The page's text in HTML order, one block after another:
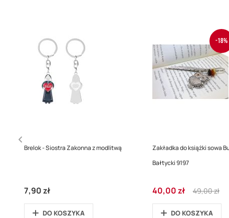
Brelok - Siostra Zakonna z modlitwą
7,90 zł
DO KOSZYKA
-18%
Zakładka do książki sowa
Bałtycki 9197
Cena
promocyjna
40,00 zł
Regular
Price
49,00 zł
DO KOSZYKA